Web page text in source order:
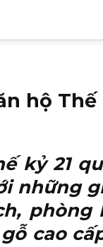
hộ
kỷ 21
những
cao